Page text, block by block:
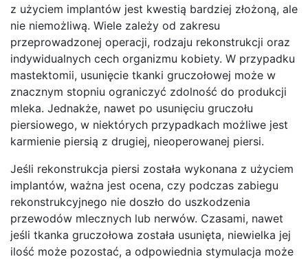
z użyciem implantów jest kwestią bardziej złożoną, ale
nie niemożliwą. Wiele zależy od zakresu
przeprowadzonej operacji, rodzaju rekonstrukcji oraz
indywidualnych cech organizmu kobiety. W przypadku
mastektomii, usunięcie tkanki gruczołowej może w
znacznym stopniu ograniczyć zdolność do produkcji
mleka. Jednakże, nawet po usunięciu gruczołu
piersiowego, w niektórych przypadkach możliwe jest
karmienie piersią z drugiej, nieoperowanej piersi.
Jeśli rekonstrukcja piersi została wykonana z użyciem
implantów, ważna jest ocena, czy podczas zabiegu
rekonstrukcyjnego nie doszło do uszkodzenia
przewodów mlecznych lub nerwów. Czasami, nawet
jeśli tkanka gruczołowa została usunięta, niewielka jej
ilość może pozostać, a odpowiednia stymulacja może